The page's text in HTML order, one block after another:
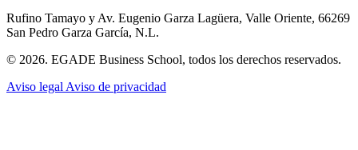
Rufino Tamayo y Av. Eugenio Garza Lagüera, Valle Oriente, 66269
San Pedro Garza García, N.L.
© 2026. EGADE Business School, todos los derechos reservados.
Aviso legal Aviso de privacidad